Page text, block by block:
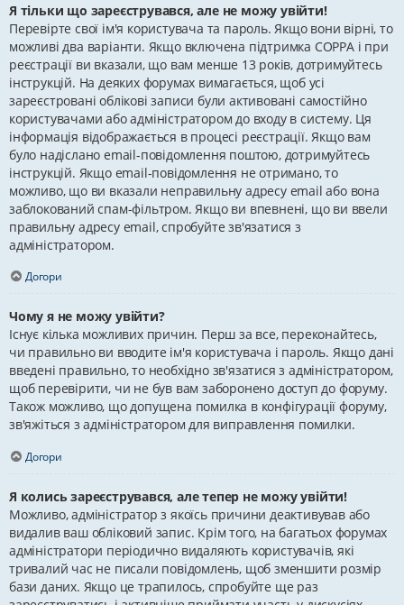
Я тільки що зареєструвався, але не можу увійти!
Перевірте свої ім'я користувача та пароль. Якщо вони вірні, то
можливі два варіанти. Якщо включена підтримка COPPA і при
реєстрації ви вказали, що вам менше 13 років, дотримуйтесь
інструкцій. На деяких форумах вимагається, щоб усі
зареєстровані облікові записи були активовані самостійно
користувачами або адміністратором до входу в систему. Ця
інформація відображається в процесі реєстрації. Якщо вам
було надіслано email-повідомлення поштою, дотримуйтесь
інструкцій. Якщо email-повідомлення не отримано, то
можливо, що ви вказали неправильну адресу email або вона
заблокований спам-фільтром. Якщо ви впевнені, що ви ввели
правильну адресу email, спробуйте зв'язатися з
адміністратором.
Догори
Чому я не можу увійти?
Існує кілька можливих причин. Перш за все, переконайтесь,
чи правильно ви вводите ім'я користувача і пароль. Якщо дані
введені правильно, то необхідно зв'язатися з адміністратором,
щоб перевірити, чи не був вам заборонено доступ до форуму.
Також можливо, що допущена помилка в конфігурації форуму,
зв'яжіться з адміністратором для виправлення помилки.
Догори
Я колись зареєструвався, але тепер не можу увійти!
Можливо, адміністратор з якоїсь причини деактивував або
видалив ваш обліковий запис. Крім того, на багатьох форумах
адміністратори періодично видаляють користувачів, які
тривалий час не писали повідомлень, щоб зменшити розмір
бази даних. Якщо це трапилось, спробуйте ще раз